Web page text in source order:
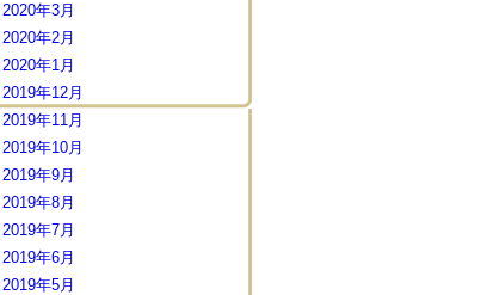
2020年3月
2020年2月
2020年1月
2019年12月
2019年11月
2019年10月
2019年9月
2019年8月
2019年7月
2019年6月
2019年5月